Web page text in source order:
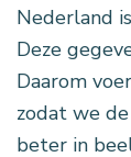
Nederland
Deze
Daarom
zodat we
beter in